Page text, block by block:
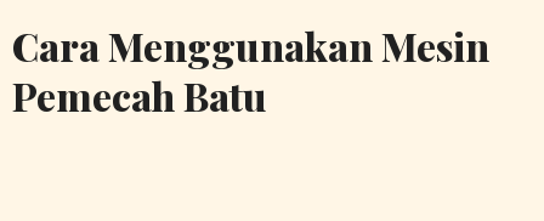
Cara Menggunakan Mesin
Pemecah Batu